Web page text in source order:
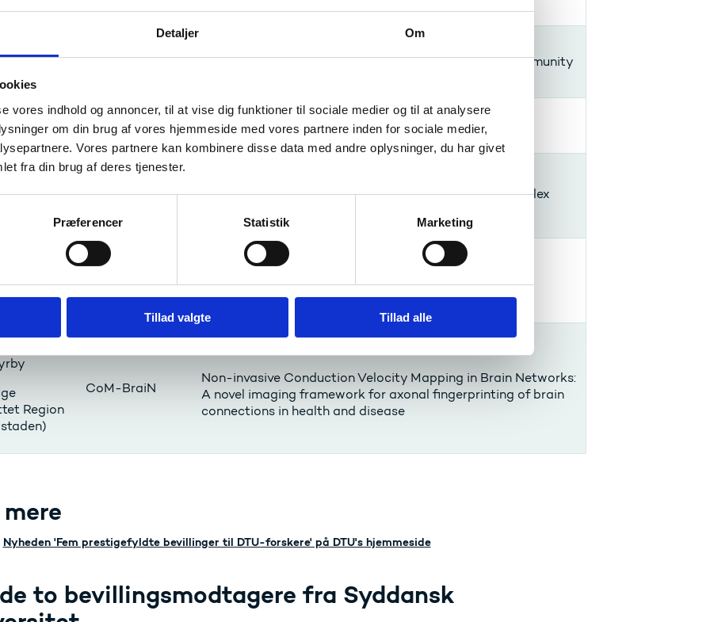
Detaljer Om
vores indhold og annoncer, til at vise dig funktioner til sociale medier og til at analysere
om din brug af vores hjemmeside med vores partnere inden for sociale medier,
Vores partnere kan kombinere disse data med andre oplysninger, du har givet
fra din brug af deres tjenester.
Præferencer Statistik Marketing
Tillad valgte Tillad alle
MIMIC Molecular mimicry as a key parameter shaping T cell immunity
SPOTLIGHT Silicon-Photonics Hot-Electron Light Sources
Pigosso REBOUNDLESS
Towards the prevention of rebound effects within complex
chanGE iN Transport
Region
CoM-BraiN
Non-invasive Conduction Velocity Mapping in Brain Networks:
A novel imaging framework for axonal fingerprinting of brain
connections in health and disease
Nyheden 'Fem prestigefyldte bevillinger til DTU-forskere' på DTU's hjemmeside
to bevillingsmodtagere fra Syddansk